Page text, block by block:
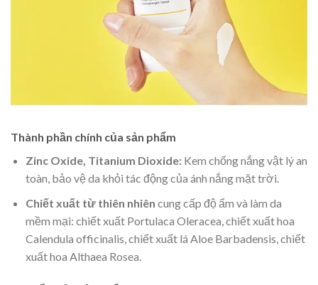
Thành phần chính của sản phẩm
Zinc Oxide, Titanium Dioxide:Kem chống nắng vật lý an
toàn, bảo vệ da khỏi tác động của ánh nắng mặt trời.
Chiết xuất từ thiên nhiên cung cấp độ ẩm và làm da
mềm mại: chiết xuất Portulaca Oleracea, chiết xuất hoa
Calendula officinalis, chiết xuất lá Aloe Barbadensis, chiết
xuất hoa Althaea Rosea.